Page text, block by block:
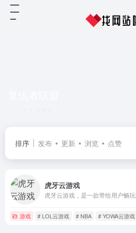
排序 发布 更新 浏览 点赞
虎牙云游戏
游戏 # LOL云游戏 # NBA # YOWA云游戏